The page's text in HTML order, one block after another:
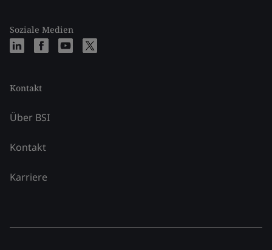
Soziale Medien
Kontakt
Über BSI
Kontakt
Karriere